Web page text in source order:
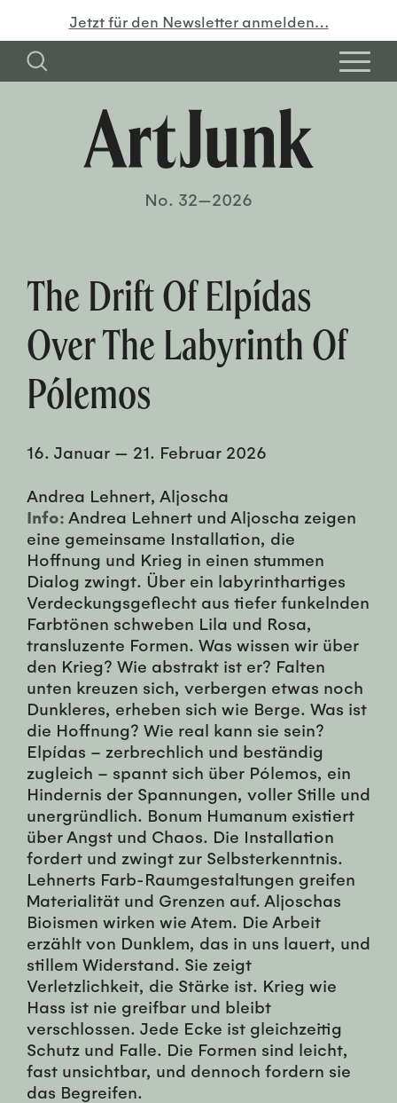
Jetzt für den Newsletter anmelden…
No. 32—2026
The Drift Of Elpídas
Over The Labyrinth Of
Pólemos
16. Januar — 21. Februar 2026
Andrea Lehnert, Aljoscha
Info: Andrea Lehnert und Aljoscha zeigen
eine gemeinsame Installation, die
Hoffnung und Krieg in einen stummen
Dialog zwingt. Über ein labyrinthartiges
Verdeckungsgeflecht aus tiefer funkelnden
Farbtönen schweben Lila und Rosa,
transluzente Formen. Was wissen wir über
den Krieg? Wie abstrakt ist er? Falten
unten kreuzen sich, verbergen etwas noch
Dunkleres, erheben sich wie Berge. Was ist
die Hoffnung? Wie real kann sie sein?
Elpídas – zerbrechlich und beständig
zugleich – spannt sich über Pólemos, ein
Hindernis der Spannungen, voller Stille und
unergründlich. Bonum Humanum existiert
über Angst und Chaos. Die Installation
fordert und zwingt zur Selbsterkenntnis.
Lehnerts Farb-Raumgestaltungen greifen
Materialität und Grenzen auf. Aljoschas
Bioismen wirken wie Atem. Die Arbeit
erzählt von Dunklem, das in uns lauert, und
stillem Widerstand. Sie zeigt
Verletzlichkeit, die Stärke ist. Krieg wie
Hass ist nie greifbar und bleibt
verschlossen. Jede Ecke ist gleichzeitig
Schutz und Falle. Die Formen sind leicht,
fast unsichtbar, und dennoch fordern sie
das Begreifen.